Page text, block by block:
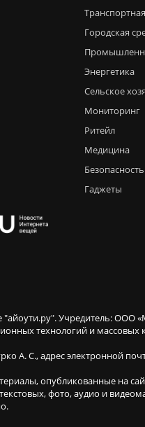
Городская
Энергетика
Сельское
Мониторинг
Ритейл
Медицина
Безопасность
Гаджеты
"айоути.ру". Учредитель: ООО
технологий и
А. С., адрес электронной
опубликованные на
фото, аудио и